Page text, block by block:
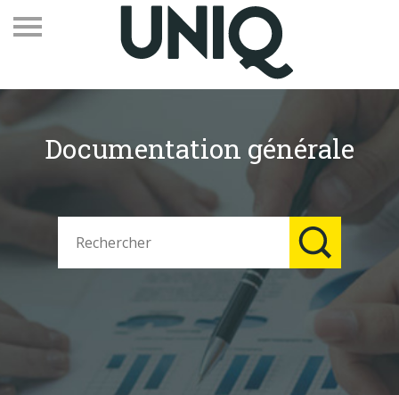
Recevez notre newsletter
Vos contacts
Espace adhérents
EN
Qui sommes-nous
Documentation générale